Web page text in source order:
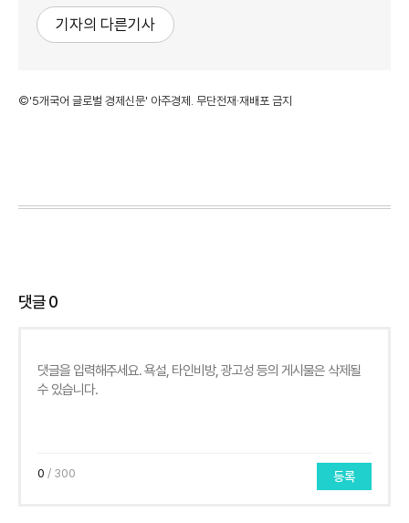
기자의 다른기사
©'5개국어 글로벌 경제신문' 아주경제. 무단전재·재배포 금지
댓글0
0 / 300 등록